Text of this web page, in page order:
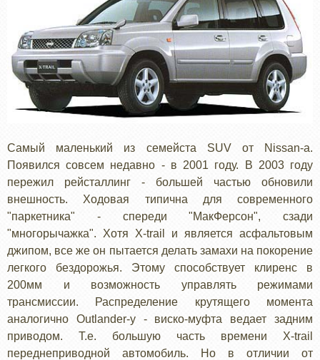
Самый маленький из семейста SUV от Nissan-а.
Появился совсем недавно - в 2001 году. В 2003 году
пережил рейсталлинг - большей частью обновили
внешность. Ходовая типична для современного
"паркетника" - спереди "МакФерсон", сзади
"многорычажка". Хотя X-trail и является асфальтовым
джипом, все же он пытается делать замахи на покорение
легкого бездорожья. Этому способствует клиренс в
200мм и возможность управлять режимами
трансмиссии. Распределение крутящего момента
аналогично Outlander-у - виско-муфта ведает задним
приводом. Т.е. большую часть времени X-trail
переднеприводной автомобиль. Но в отличии от